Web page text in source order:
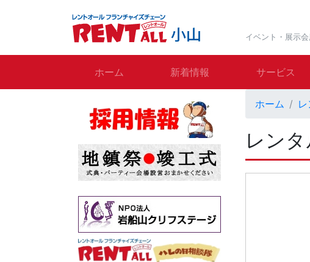
イベント・展示
ホーム 新着情報 サービス
ホーム
レン